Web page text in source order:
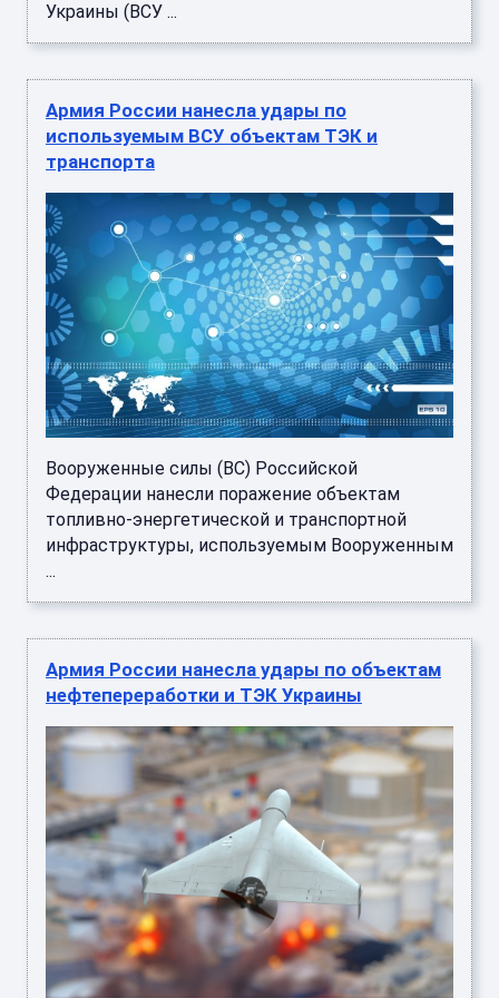
Украины (ВСУ ...
Армия России нанесла удары по
используемым ВСУ объектам ТЭК и
транспорта
Вооруженные силы (ВС) Российской
Федерации нанесли поражение объектам
топливно-энергетической и транспортной
инфраструктуры, используемым Вооруженным
...
Армия России нанесла удары по объектам
нефтепереработки и ТЭК Украины